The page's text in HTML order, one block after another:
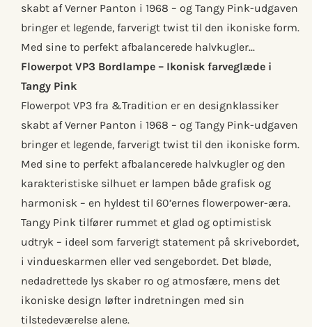
skabt af Verner Panton i 1968 – og Tangy Pink-udgaven
bringer et legende, farverigt twist til den ikoniske form.
Med sine to perfekt afbalancerede halvkugler...
Flowerpot VP3 Bordlampe – Ikonisk farveglæde i
Tangy Pink
Flowerpot VP3 fra &Tradition er en designklassiker
skabt af Verner Panton i 1968 – og Tangy Pink-udgaven
bringer et legende, farverigt twist til den ikoniske form.
Med sine to perfekt afbalancerede halvkugler og den
karakteristiske silhuet er lampen både grafisk og
harmonisk – en hyldest til 60’ernes flowerpower-æra.
Tangy Pink tilfører rummet et glad og optimistisk
udtryk – ideel som farverigt statement på skrivebordet,
i vindueskarmen eller ved sengebordet. Det bløde,
nedadrettede lys skaber ro og atmosfære, mens det
ikoniske design løfter indretningen med sin
tilstedeværelse alene.